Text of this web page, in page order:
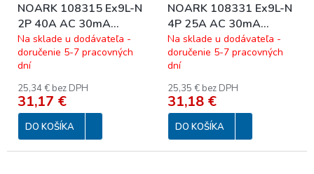
NOARK 108315 Ex9L-N
2P 40A AC 30mA
Prúdový chránič,
Icn=6kA, 2-pól, In=40A,
IΔn=30mA, typ AC
40/2/0,03
Na sklade u dodávateľa -
doručenie 5-7 pracovných
dní
25,34 € bez DPH
31,17 €
DO KOŠÍKA
NOARK 108331 Ex9L-N
4P 25A AC 30mA
Prúdový chránič,
Icn=6kA, 4-pól, In=25A,
Na sklade u dodávateľa -
doručenie 5-7 pracovných
dní
25,35 € bez DPH
31,18 €
DO KOŠÍKA